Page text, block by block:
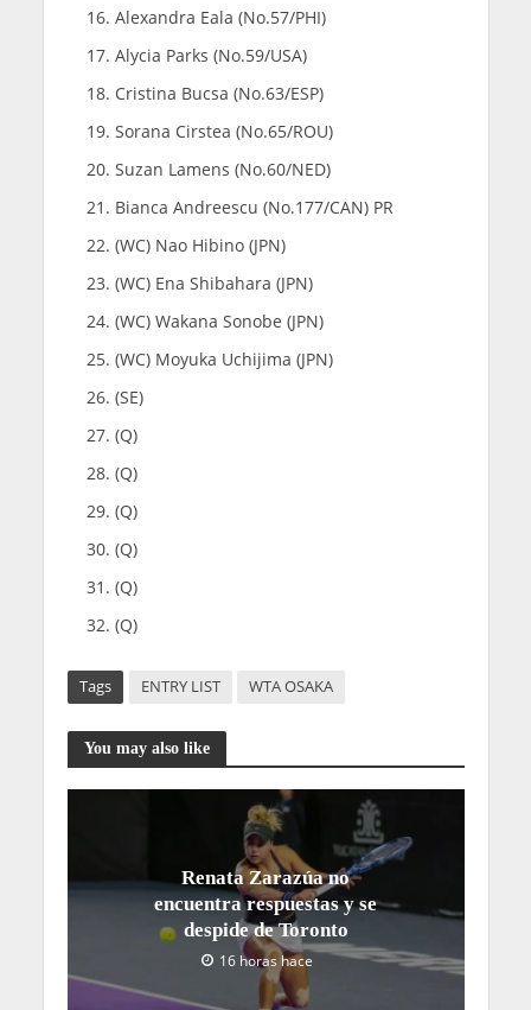
Alexandra Eala (No.57/PHI)
Alycia Parks (No.59/USA)
Cristina Bucsa (No.63/ESP)
Sorana Cirstea (No.65/ROU)
Suzan Lamens (No.60/NED)
Bianca Andreescu (No.177/CAN) PR
(WC) Nao Hibino (JPN)
(WC) Ena Shibahara (JPN)
(WC) Wakana Sonobe (JPN)
(WC) Moyuka Uchijima (JPN)
(SE)
(Q)
(Q)
(Q)
(Q)
(Q)
(Q)
Tags ENTRY LIST WTA OSAKA
You may also like
Renata Zarazúa no
encuentra respuestas y se
despide de Toronto
16 horas hace